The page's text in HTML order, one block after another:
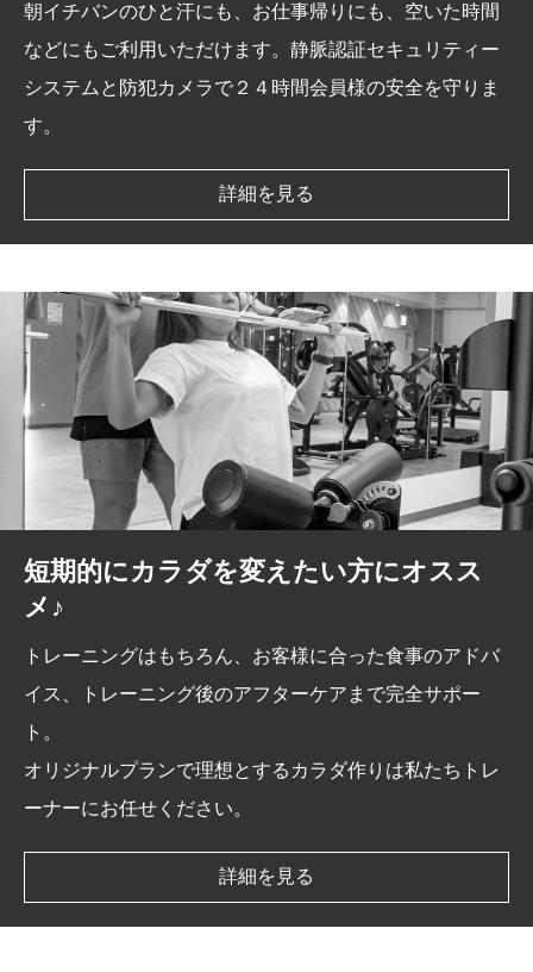
朝イチバンのひと汗にも、お仕事帰りにも、空いた時間
などにもご利用いただけます。静脈認証セキュリティー
システムと防犯カメラで２４時間会員様の安全を守りま
す。
詳細を見る
短期的にカラダを変えたい方にオスス
メ♪
トレーニングはもちろん、お客様に合った食事のアドバ
イス、トレーニング後のアフターケアまで完全サポー
ト。
オリジナルプランで理想とするカラダ作りは私たちトレ
ーナーにお任せください。
詳細を見る